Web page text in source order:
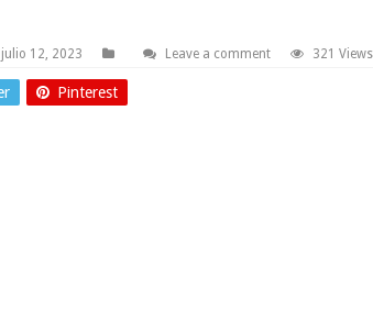
julio 12, 2023 Leave a comment 321 Views
Pinterest